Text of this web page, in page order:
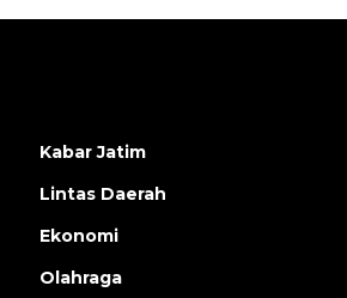
Kabar Jatim
Lintas Daerah
Ekonomi
Olahraga